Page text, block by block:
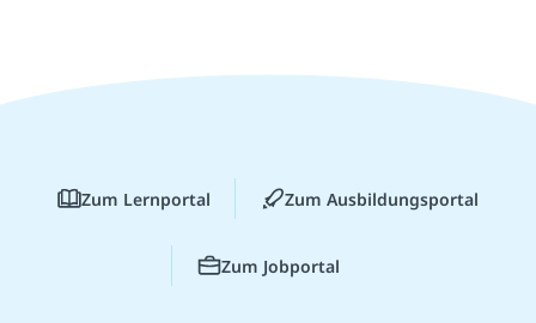
Zum Lernportal Zum Ausbildungsportal
Zum Jobportal